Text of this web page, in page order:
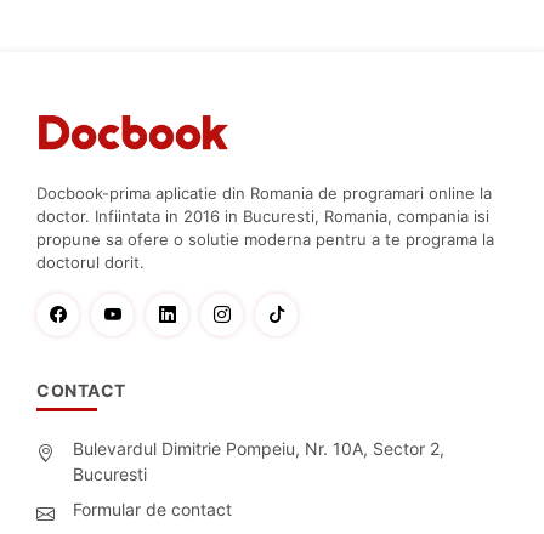
Docbook-prima aplicatie din Romania de programari online la
doctor. Infiintata in 2016 in Bucuresti, Romania, compania isi
propune sa ofere o solutie moderna pentru a te programa la
doctorul dorit.
CONTACT
Bulevardul Dimitrie Pompeiu, Nr. 10A, Sector 2,
Bucuresti
Formular de contact